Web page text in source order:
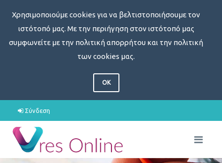
Χρησιμοποιούμε cookies για να βελτιστοποιήσουμε τον
ιστότοπό μας. Με την περιήγηση στον ιστότοπό μας
συμφωνείτε με την πολιτική απορρήτου και την πολιτική
των cookies μας.
OK
Σύνδεση